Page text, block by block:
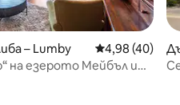
– Lumby Средна
4,98 (40)
на езерото Мейбъл и